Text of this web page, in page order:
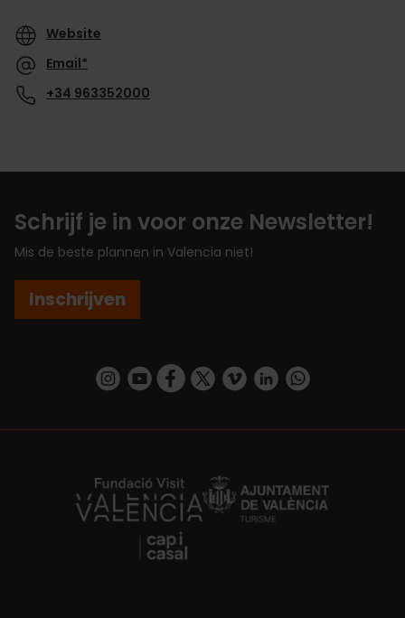
Website
Email*
+34 963352000
Schrijf je in voor onze Newsletter!
Mis de beste plannen in Valencia niet!
Inschrijven
https://www.instagram.com/visit_valencia/
https://www.youtube.com/user/
https://www.facebook.com/
https://twitter.com/
https://vimeo.com/
https://www.linkedin.com/company/turismo-valencia/https://api.whatsapp.com/send/
https://fundacion.visitvalencia.com/